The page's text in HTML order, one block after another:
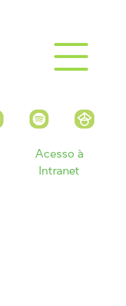
Acesso à
Intranet